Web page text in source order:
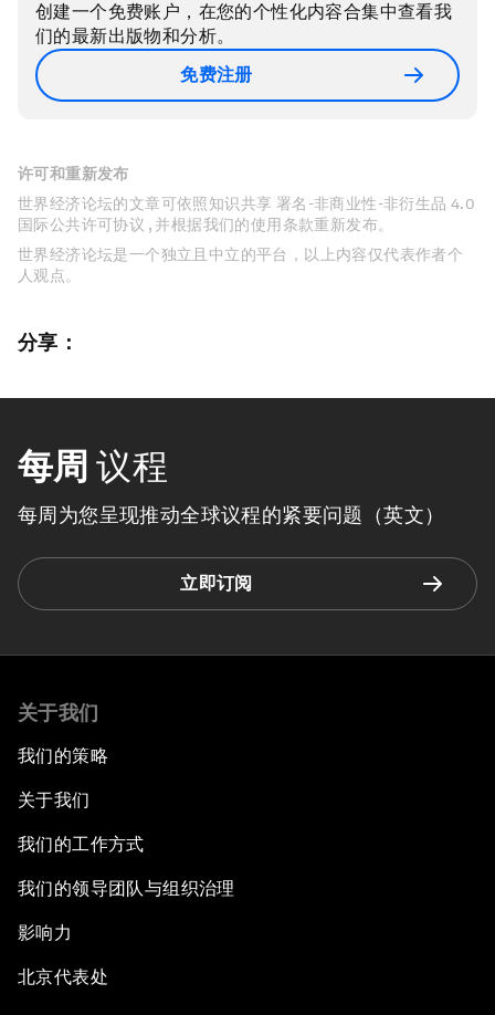
创建一个免费账户，在您的个性化内容合集中查看我
们的最新出版物和分析。
免费注册
许可和重新发布
世界经济论坛的文章可依照知识共享 署名-非商业性-非衍生品 4.0
国际公共许可协议 , 并根据我们的使用条款重新发布。
世界经济论坛是一个独立且中立的平台，以上内容仅代表作者个
人观点。
分享：
每周 议程
每周为您呈现推动全球议程的紧要问题（英文）
立即订阅
关于我们
我们的策略
关于我们
我们的工作方式
我们的领导团队与组织治理
影响力
北京代表处